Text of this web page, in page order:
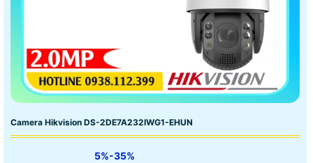
Camera Hikvision DS-2DE7A232IWG1-EHUN
5%-35%